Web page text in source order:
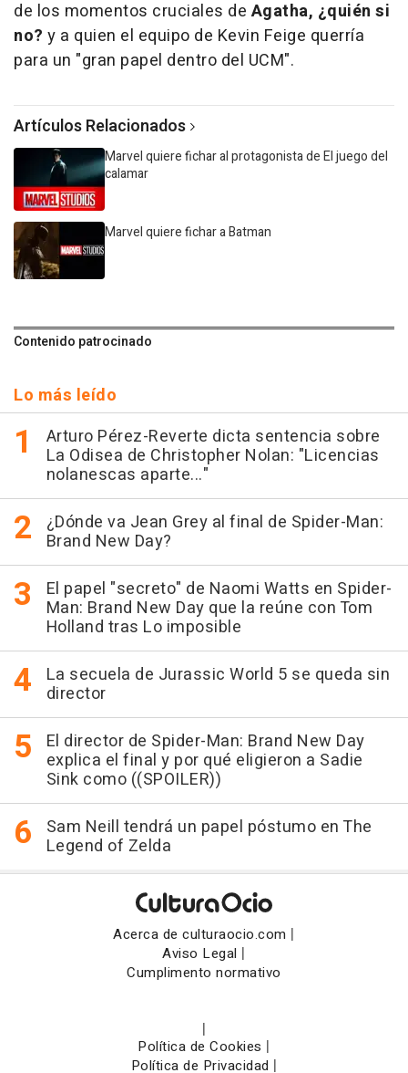
de los momentos cruciales de Agatha, ¿quién si
no? y a quien el equipo de Kevin Feige querría
para un "gran papel dentro del UCM".
Artículos Relacionados
Marvel quiere fichar al protagonista de El juego del
calamar
Marvel quiere fichar a Batman
Contenido patrocinado
Lo más leído
Arturo Pérez-Reverte dicta sentencia sobre
La Odisea de Christopher Nolan: "Licencias
nolanescas aparte..."
¿Dónde va Jean Grey al final de Spider-Man:
Brand New Day?
El papel "secreto" de Naomi Watts en Spider-
Man: Brand New Day que la reúne con Tom
Holland tras Lo imposible
La secuela de Jurassic World 5 se queda sin
director
El director de Spider-Man: Brand New Day
explica el final y por qué eligieron a Sadie
Sink como ((SPOILER))
Sam Neill tendrá un papel póstumo en The
Legend of Zelda
Acerca de culturaocio.com |
Aviso Legal |
Cumplimento normativo
|
Política de Cookies |
Política de Privacidad |